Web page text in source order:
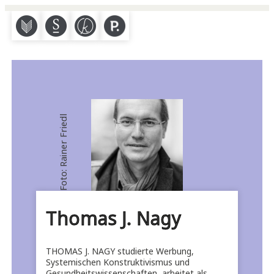
M S K P
Foto: Rainer Friedl
Thomas J. Nagy
THOMAS J. NAGY studierte Werbung,
Systemischen Konstruktivismus und